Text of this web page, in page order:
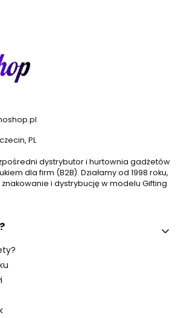
PL
dystrybutor i hurtownia gadżetów
dla firm (B2B). Działamy od 1998 roku,
i dystrybucję w modelu Gifting